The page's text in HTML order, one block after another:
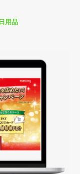
用品